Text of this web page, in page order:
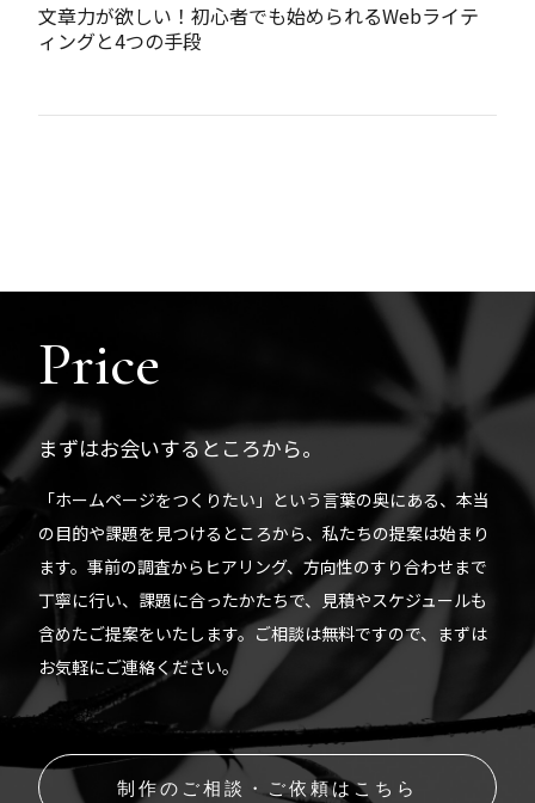
文章力が欲しい！初心者でも始められるWebライテ
ィングと4つの手段
Price
まずはお会いするところから。
「ホームページをつくりたい」という言葉の奥にある、本当
の目的や課題を見つけるところから、私たちの提案は始まり
ます。事前の調査からヒアリング、方向性のすり合わせまで
丁寧に行い、課題に合ったかたちで、見積やスケジュールも
含めたご提案をいたします。ご相談は無料ですので、まずは
お気軽にご連絡ください。
制作のご相談・ご依頼はこちら